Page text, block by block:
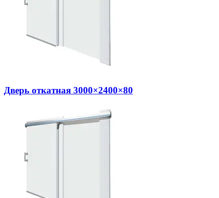
Дверь откатная 3000×2400×80